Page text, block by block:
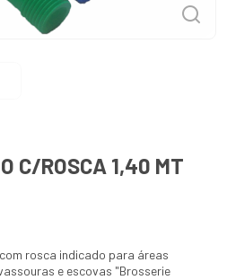
C/ROSCA 1,40 MT
rosca indicado para áreas
e escovas "Brosserie